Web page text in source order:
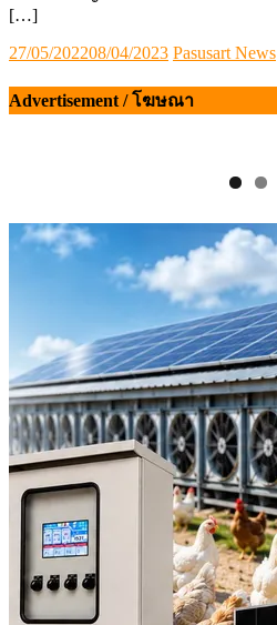
[…]
Posted
27/05/202208/04/2023 Author
Pasusart News
Advertisement / โฆษณา